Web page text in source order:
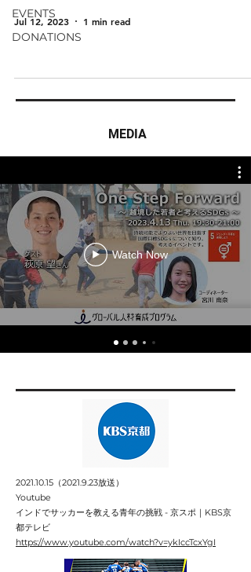
EVENTS
DONATIONS
Jul 12, 2023 1 min read
MEDIA
Watch Now
2021.10.15 （2021.9.23放送）
Youtube
インドでサッカーを教える青年の挑戦 - 京スポ｜KBS京
都テレビ
https://www.youtube.com/watch?v=ykIccTcxYgI